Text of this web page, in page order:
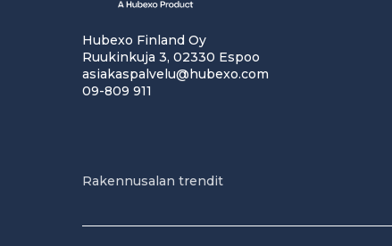
Hubexo Finland Oy
Ruukinkuja 3, 02330 Espoo
asiakaspalvelu@hubexo.com
09-809 911
Rakennusalan trendit